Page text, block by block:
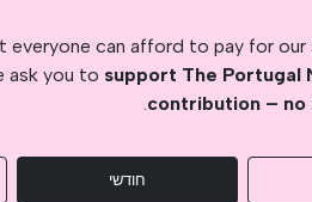
everyone can afford to pay for our
ask you to support The Portugal
contribution – no
.
חודשי